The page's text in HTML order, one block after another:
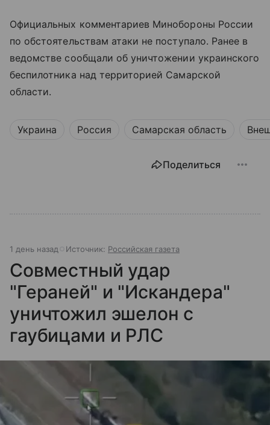
Официальных комментариев Минобороны России
по обстоятельствам атаки не поступало. Ранее в
ведомстве сообщали об уничтожении украинского
беспилотника над территорией Самарской
области.
Украина Россия Самарская область
Поделиться
1 день назад Источник: Российская газета
Совместный удар
"Гераней" и "Искандера"
уничтожил эшелон с
гаубицами и РЛС